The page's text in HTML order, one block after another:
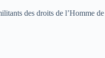
des droits de l’Homme de